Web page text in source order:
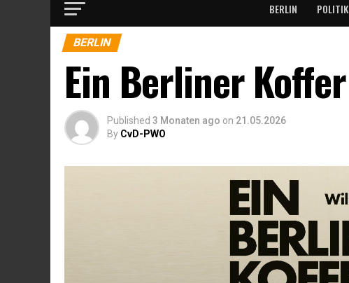
BERLIN POLITIK
BERLIN
Ein Berliner Koffer
Published 3 Monaten ago on 21.05.2026
By CvD-PWO